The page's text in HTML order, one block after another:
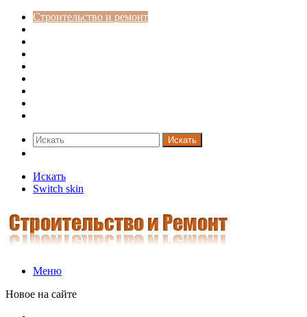
Строительство и ремонт
Искать
Искать
Switch skin
Меню
Новое на сайте